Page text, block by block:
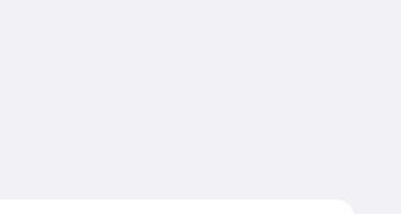
гостей с детской зоной